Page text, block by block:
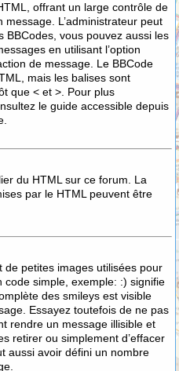
offrant un large contrôle de
message. L’administrateur peut
BBCodes, vous pouvez aussi les
en utilisant l’option
de message. Le BBCode
mais les balises sont
que < et >. Pour plus
le guide accessible depuis
du HTML sur ce forum. La
par le HTML peuvent être
de petites images utilisées pour
simple, exemple: :) signifie
des smileys est visible
Essayez toutefois de ne pas
rendre un message illisible et
retirer ou simplement d’effacer
aussi avoir défini un nombre